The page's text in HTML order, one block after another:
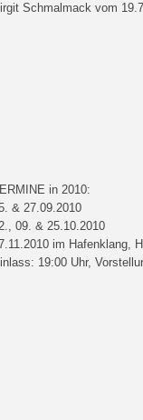
Schmalmack vom
in 2010:
& 27.09.2010
09. & 25.10.2010
im Hafenklang,
19:00 Uhr,